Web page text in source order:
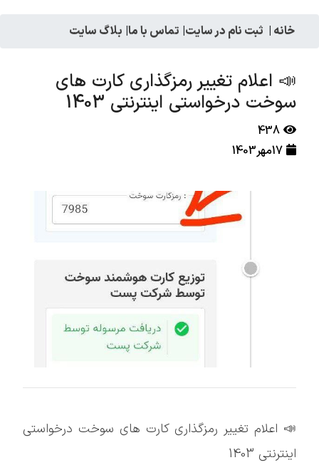
خانه | ثبت نام در سایت| تماس با ما| بلاگ سایت
📣 اعلام تغییر رمزگذاری کارت های
سوخت درخواستی اینترنتی 1403
438
17مهر1403
📣 اعلام تغییر رمزگذاری کارت های سوخت درخواستی
اینترنتی 1403